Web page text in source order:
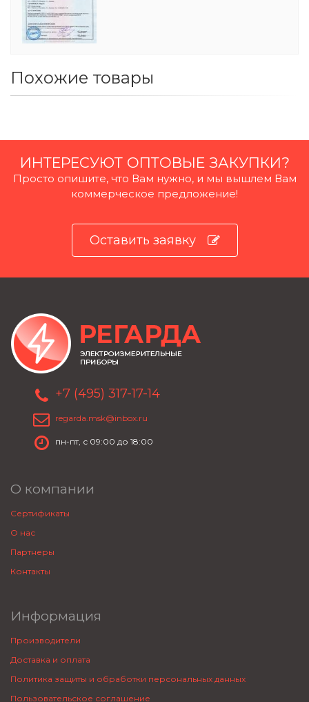
Похожие товары
ИНТЕРЕСУЮТ ОПТОВЫЕ ЗАКУПКИ?
Просто опишите, что Вам нужно, и мы вышлем Вам
коммерческое предложение!
Оставить заявку
+7 (495) 317-17-14
regarda.msk@inbox.ru
пн-пт, с 09:00 до 18:00
О компании
Сертификаты
О нас
Партнеры
Контакты
Информация
Производители
Доставка и оплата
Политика защиты и обработки персональных данных
Пользовательское соглашение